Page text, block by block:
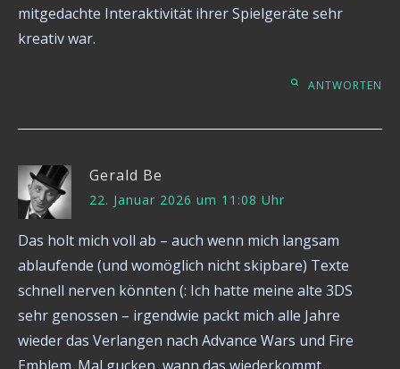
mitgedachte Interaktivität ihrer Spielgeräte sehr
kreativ war.
ANTWORTEN
Gerald Be
22. Januar 2026 um 11:08 Uhr
Das holt mich voll ab – auch wenn mich langsam
ablaufende (und womöglich nicht skipbare) Texte
schnell nerven könnten (: Ich hatte meine alte 3DS
sehr genossen – irgendwie packt mich alle Jahre
wieder das Verlangen nach Advance Wars und Fire